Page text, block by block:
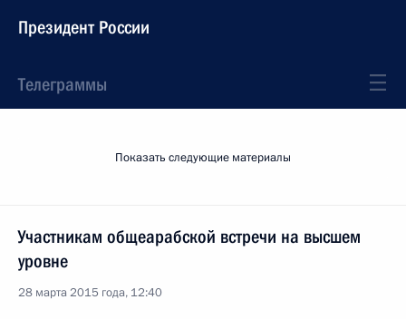
Президент России
Телеграммы
Показать следующие материалы
Участникам общеарабской встречи на высшем
уровне
28 марта 2015 года, 12:40